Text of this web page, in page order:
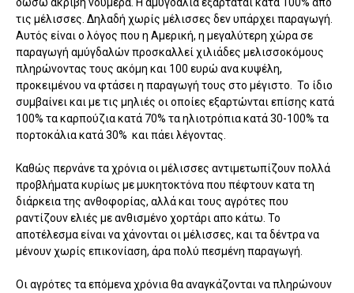
τις μέλισσες. Δηλαδή χωρίς μέλισσες δεν υπάρχει παραγωγή.
Αυτός είναι ο λόγος που η Αμερική, η μεγαλύτερη χώρα σε
παραγωγή αμύγδαλών προσκαλλεί χιλιάδες μελισσοκόμους
πληρώνοντας τους ακόμη και 100 ευρώ ανα κυψέλη,
προκειμένου να φτάσει η παραγωγή τους στο μέγιστο. Το ίδιο
συμβαίνει και με τις μηλιές οι οποίες εξαρτώνται επίσης κατά
100% τα καρπούζια κατά 70% τα ηλιοτρόπια κατά 30-100% τα
πορτοκάλια κατά 30% και πάει λέγοντας.
Καθώς περνάνε τα χρόνια οι μέλισσες αντιμετωπίζουν πολλά
προβλήματα κυρίως με μυκητοκτόνα που πέφτουν κατα τη
διάρκεια της ανθοφορίας, αλλά και τους αγρότες που
ραντίζουν ελιές με ανθισμένο χορτάρι απο κάτω. Το
αποτέλεσμα είναι να χάνονται οι μέλισσες, και τα δέντρα να
μένουν χωρίς επικονίαση, άρα πολύ πεσμένη παραγωγή.
Οι αγρότες τα επόμενα χρόνια θα αναγκάζονται να πληρώνουν